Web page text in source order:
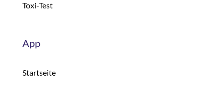
Toxi-Test
App
Startseite